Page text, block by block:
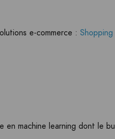
e-commerce :Shopping
en machine learning dont le